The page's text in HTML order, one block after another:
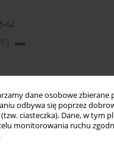
dane osobowe zbierane
odbywa się poprzez
ciasteczka). Dane, w tym
monitorowania ruchu
62